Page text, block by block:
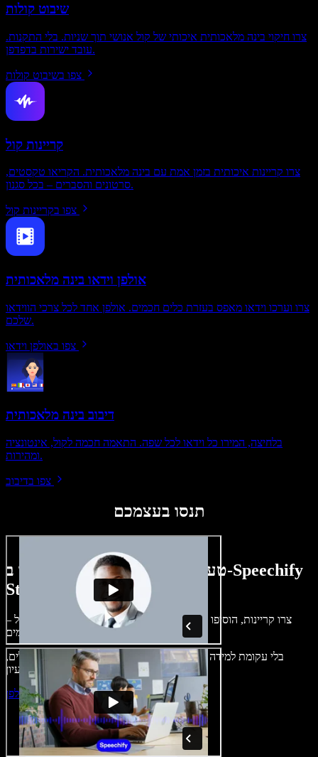
שיבוט קולות
צרו חיקוי בינה מלאכותית איכותי של קול אנושי תוך שניות. בלי התקנות.
עובד ישירות בדפדפן.
צפו בשיבוט קולות
קריינות קול
צרו קריינות איכותית בזמן אמת עם בינה מלאכותית. הקריאו טקסטים,
סרטונים והסברים – בכל סגנון.
צפו בקריינות קול
אולפן וידאו בינה מלאכותית
צרו וערכו וידאו מאפס בעזרת כלים חכמים. אולפן אחד לכל צרכי הווידאו
שלכם.
צפו באולפן וידאו
דיבוב בינה מלאכותית
בלחיצה, המירו כל וידאו לכל שפה. התאמה חכמה לקול, אינטונציה
ומהירות.
צפו בדיבוב
תנסו בעצמכם
טעימה קטנה ממה שתוכלו ליצור ב-Speechify
Studio.
צרו קריינות, הוסיפו תמונות ללא זכויות, אודיו, סרטונים ושיבוט קול –
בלי עקומת למידה – הכול זמין בדפדפן. יוצרי תוכן כבר לא מוגבלים,
התחילו ליצור באולפן